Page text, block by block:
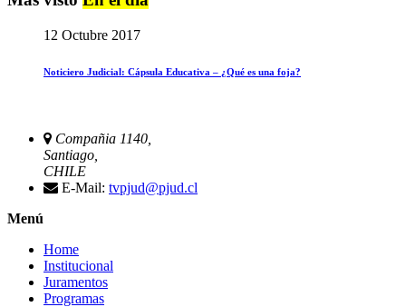
12 Octubre 2017
Noticiero Judicial: Cápsula Educativa – ¿Qué es una foja?
Compañia 1140,
Santiago,
CHILE
E-Mail: tvpjud@pjud.cl
Menú
Home
Institucional
Juramentos
Programas